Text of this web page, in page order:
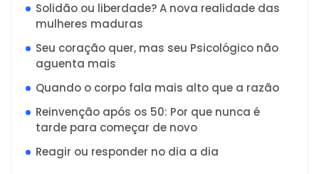
Solidão ou liberdade? A nova realidade das
mulheres maduras
Seu coração quer, mas seu Psicológico não
aguenta mais
Quando o corpo fala mais alto que a razão
Reinvenção após os 50: Por que nunca é
tarde para começar de novo
Reagir ou responder no dia a dia